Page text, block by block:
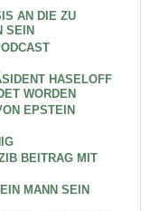
AN DIE ZU
SEIN
HASELOFF
WORDEN
EPSTEIN
BEITRAG MIT
MANN SEIN